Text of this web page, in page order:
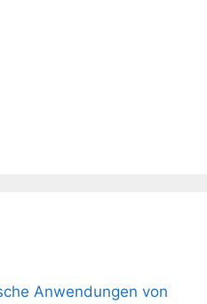
Anwendungen von